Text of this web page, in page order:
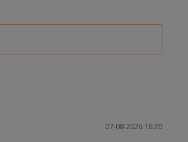
07-08-2026 16:20